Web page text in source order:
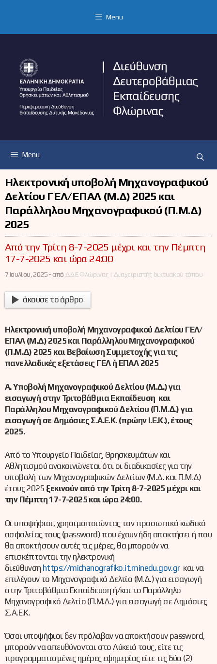
Menu
Menu
Ηλεκτρονική υποβολή Μηχανογραφικού
Δελτίου ΓΕΛ/ΕΠΑΛ (Μ.Δ) 2025 και
Παράλληλου Μηχανογραφικού (Π.Μ.Δ)
2025
Aπό την Τρίτη 8-7-2025 μέχρι και την Πέμπτη
17-7-2025 και ώρα 24:00
7 Ιουλίου, 2025 -από ΔΔΕ Φλώρινας | Διαχειριστής δικτυακού τόπου
άκουσε το άρθρο
Ηλεκτρονική υποβολή Μηχανογραφικού Δελτίου ΓΕΛ/
ΕΠΑΛ (Μ.Δ) 2025 και Παράλληλου Μηχανογραφικού
(Π.Μ.Δ) 2025 και Βεβαίωση Συμμετοχής για τις
πανελλαδικές εξετάσεις ΓΕΛ ή ΕΠΑΛ 2025
Α. Υποβολή Μηχανογραφικού Δελτίου (Μ.Δ.) για
εισαγωγή στην Τριτοβάθμια Εκπαίδευση και
Παράλληλου Μηχανογραφικού Δελτίου (Π.Μ.Δ.) για
εισαγωγή σε Δημόσιες Σ.Α.Ε.Κ. (πρώην Ι.Ε.Κ.), έτους
2025.
Από το Υπουργείο Παιδείας, Θρησκευμάτων και
Αθλητισμού ανακοινώνεται ότι οι διαδικασίες για την
υποβολή των Μηχανογραφικών Δελτίων (Μ.Δ. και Π.Μ.Δ)
έτους 2025 ξεκινούν από την Τρίτη 8-7-2025 μέχρι και
την Πέμπτη 17-7-2025 και ώρα 24:00.
Οι υποψήφιοι, χρησιμοποιώντας τον προσωπικό κωδικό
ασφαλείας τους (password) που έχουν ήδη αποκτήσει ή που
θα αποκτήσουν αυτές τις μέρες, θα μπορούν να
επισκέπτονται την ηλεκτρονική
διεύθυνση https://michanografiko.it.minedu.gov.grκαι να
επιλέγουν το Μηχανογραφικό Δελτίο (Μ.Δ.) για εισαγωγή
στην Τριτοβάθμια Εκπαίδευση ή/και το Παράλληλο
Μηχανογραφικό Δελτίο (Π.Μ.Δ.) για εισαγωγή σε Δημόσιες
Σ.Α.Ε.Κ.
Όσοι υποψήφιοι δεν πρόλαβαν να αποκτήσουν password,
μπορούν να απευθύνονται στο Λύκειό τους, είτε τις
προγραμματισμένες ημέρες εφημερίας είτε τις δύο (2)